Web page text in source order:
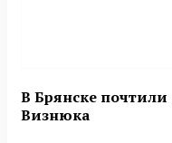
В Брянске почтили
Визнюка